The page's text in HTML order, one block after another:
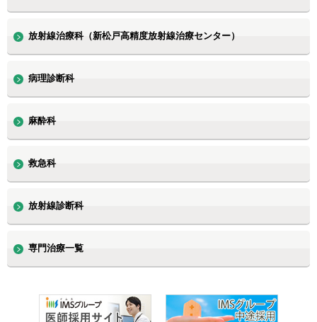
放射線治療科（新松戸高精度放射線治療センター）
病理診断科
麻酔科
救急科
放射線診断科
専門治療一覧